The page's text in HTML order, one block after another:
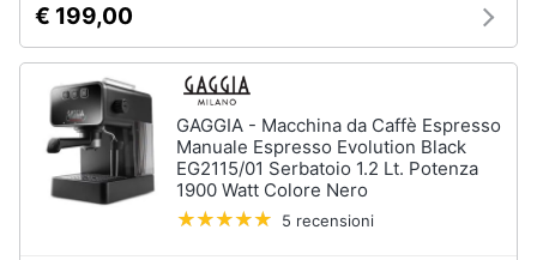
Casalinghi
Abbigliamento
Sport
Forni,
Piani
cottura
e
Cappe
Forni
microonde
Forno
€ 199,00
GAGGIA - Macchina da Caffè Espresso
Manuale Espresso Evolution Black
EG2115/01 Serbatoio 1.2 Lt. Potenza
1900 Watt Colore Nero
5 recensioni